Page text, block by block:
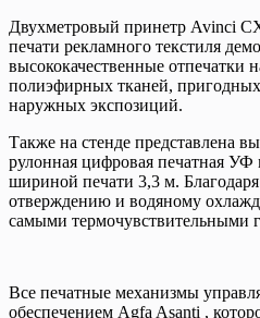
Двухметровый принетр Avinci
печати рекламного текстиля
высококачественные отпечатки
полиэфирных тканей,
наружных экспозиций.
Также на стенде представлена
рулонная цифровая печатная
шириной печати 3,3 м.
отверждению и водяному
самыми термочувствительными
Все печатные механизмы
обеспечением Agfa Asanti ,